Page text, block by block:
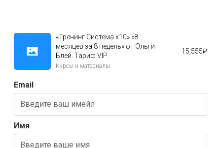
«Тренинг Система х10» «8
месяцев за 8 недель» от Ольги
Блей. Тариф VIP.
Курсы и материалы
15,555₽
Email
Имя